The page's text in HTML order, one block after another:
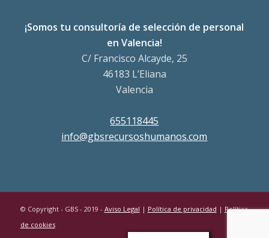
¡Somos tu consultoría de selección de personal
en Valencia!
C/ Francisco Alcayde, 25
46183 L’Eliana
Valencia
655118445
info@gbsrecursoshumanos.com
© Copyright - GBS - 2019 - Aviso Legal | Política de privacidad | Política
de cookies